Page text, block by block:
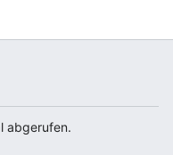
abgerufen.